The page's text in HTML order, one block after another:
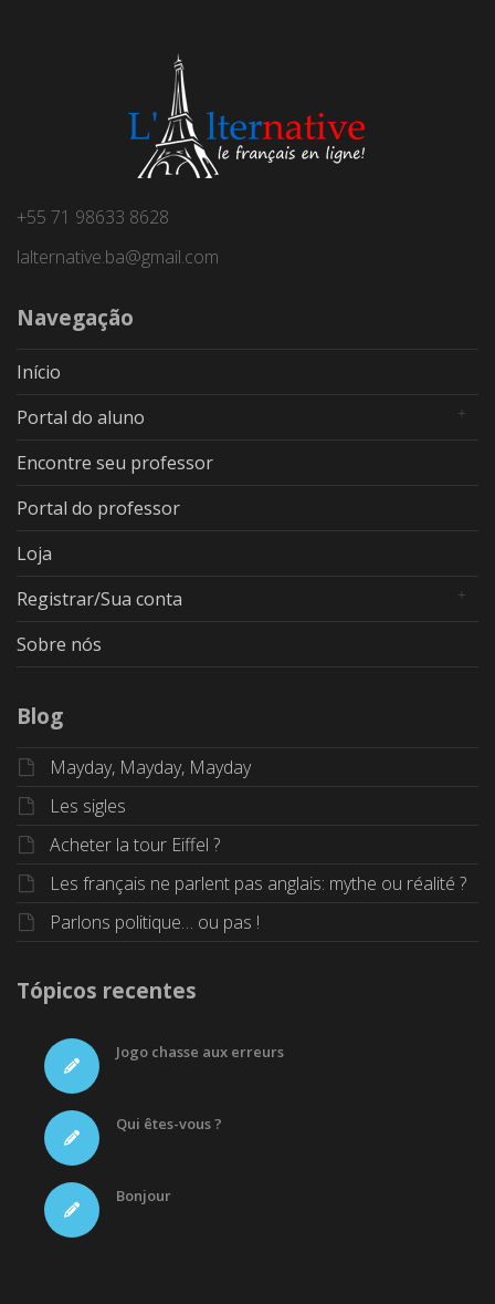
+55 71 98633 8628
lalternative.ba@gmail.com
Navegação
Início
Portal do aluno
Encontre seu professor
Portal do professor
Loja
Registrar/Sua conta
Sobre nós
Blog
Mayday, Mayday, Mayday
Les sigles
Acheter la tour Eiffel ?
Les français ne parlent pas anglais: mythe ou réalité ?
Parlons politique… ou pas !
Tópicos recentes
Jogo chasse aux erreurs
Qui êtes-vous ?
Bonjour